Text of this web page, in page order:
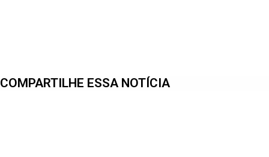
COMPARTILHE ESSA NOTÍCIA